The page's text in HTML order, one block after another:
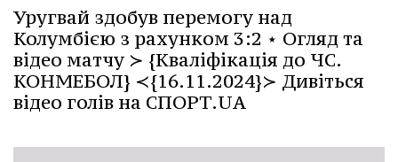
Уругвай здобув перемогу над
Колумбією з рахунком 3:2 ⋆ Огляд та
відео матчу ≻ {Кваліфікація до ЧС.
КОНМЕБОЛ} ≺{16.11.2024}≻ Дивіться
відео голів на СПОРТ.UA